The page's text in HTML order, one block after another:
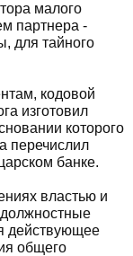
малого
партнера -
для тайного
кодовой
изготовил
которого
перечислил
банке.
властью и
действующее
общего